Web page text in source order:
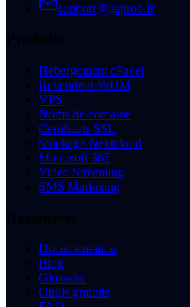
support@gaprod.fr
Hébergement cPanel
Revendeur WHM
VPS
Noms de domaine
Certificats SSL
Stockage Nextcloud
Microsoft 365
Video Streaming
SMS Marketing
Documentation
Blog
Glossaire
Outils gratuits